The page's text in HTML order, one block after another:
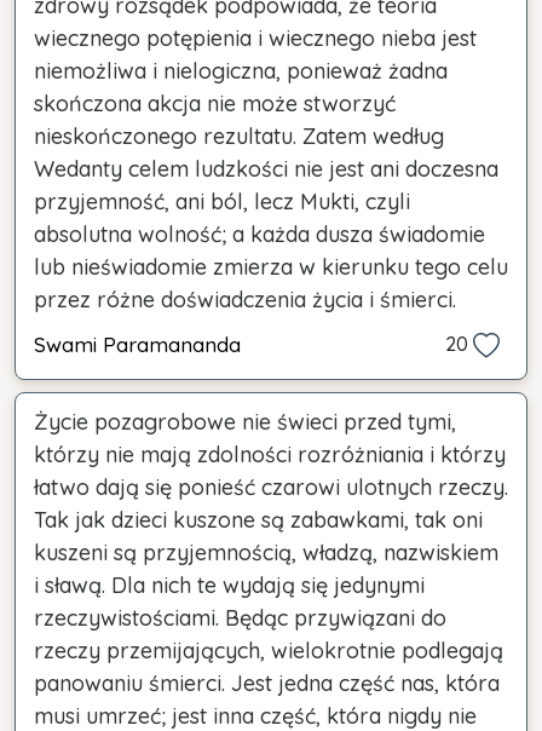
wiecznego potępienia i wiecznego nieba jest
niemożliwa i nielogiczna, ponieważ żadna
skończona akcja nie może stworzyć
nieskończonego rezultatu. Zatem według
Wedanty celem ludzkości nie jest ani doczesna
przyjemność, ani ból, lecz Mukti, czyli
absolutna wolność; a każda dusza świadomie
lub nieświadomie zmierza w kierunku tego celu
przez różne doświadczenia życia i śmierci.
Swami Paramananda 20
Życie pozagrobowe nie świeci przed tymi,
którzy nie mają zdolności rozróżniania i którzy
łatwo dają się ponieść czarowi ulotnych rzeczy.
Tak jak dzieci kuszone są zabawkami, tak oni
kuszeni są przyjemnością, władzą, nazwiskiem
i sławą. Dla nich te wydają się jedynymi
rzeczywistościami. Będąc przywiązani do
rzeczy przemijających, wielokrotnie podlegają
panowaniu śmierci. Jest jedna część nas, która
musi umrzeć; jest inna część, która nigdy nie